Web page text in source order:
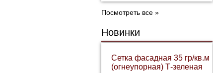
Посмотреть все »
Новинки
Сетка фасадная 35 гр/кв.м
(огнеупорная) Т-зеленая